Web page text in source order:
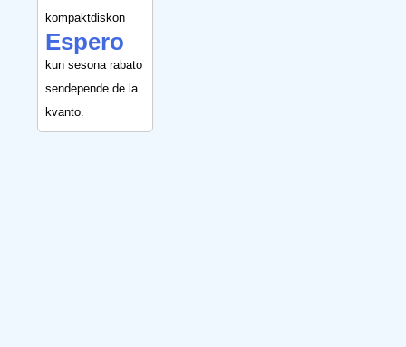
kompaktdiskon
Espero
kun sesona rabato
sendepende de la
kvanto.